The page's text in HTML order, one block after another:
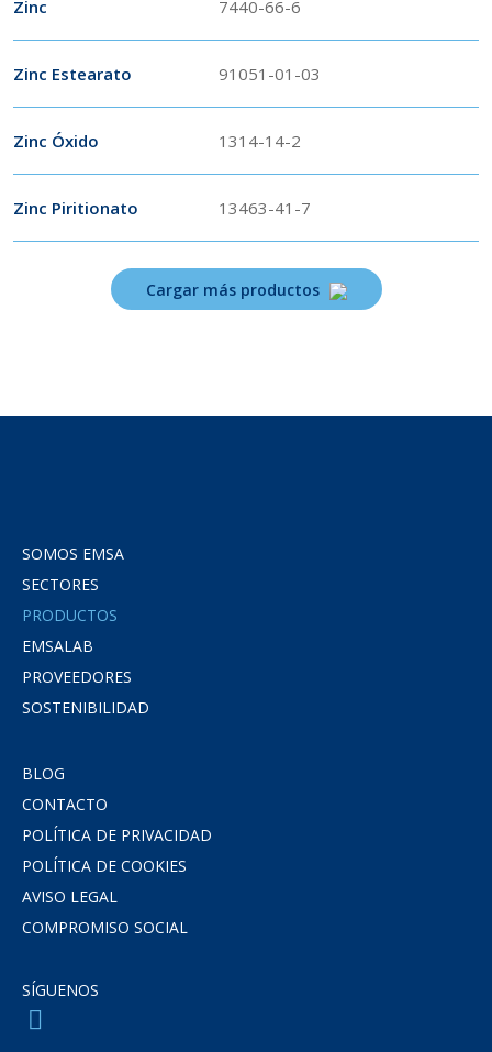
Zinc 7440-66-6
Zinc Estearato 91051-01-03
Zinc Óxido 1314-14-2
Zinc Piritionato 13463-41-7
Cargar más productos
SOMOS EMSA
SECTORES
PRODUCTOS
EMSALAB
PROVEEDORES
SOSTENIBILIDAD
BLOG
CONTACTO
POLÍTICA DE PRIVACIDAD
POLÍTICA DE COOKIES
AVISO LEGAL
COMPROMISO SOCIAL
SÍGUENOS